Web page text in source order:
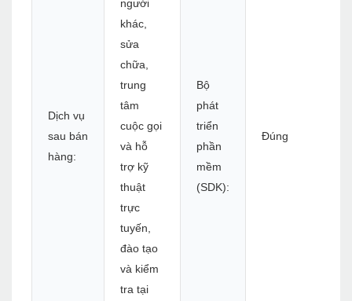
Dịch vụ
sau bán
hàng:
người
khác,
sửa
chữa,
trung
tâm
cuộc gọi
và hỗ
trợ kỹ
thuật
trực
tuyến,
đào tạo
và kiểm
tra tại
Bộ
phát
triển
phần
mềm
(SDK):
Đúng